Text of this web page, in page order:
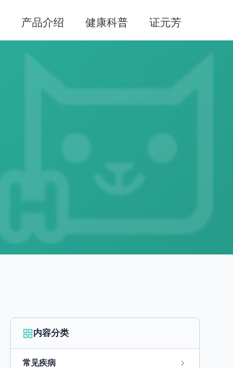
产品介绍 健康科普 证元芳
内容分类
常见疾病